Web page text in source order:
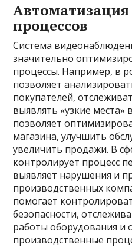
процессов
Система
значительно
процессы. Например, в
позволяет
покупателей,
выявлять «узкие места»
позволяет
магазина, улучшить
увеличить продажи. В
контролирует процесс
выявляет нарушения и
производственных
помогает
безопасности,
работы оборудования и
производственные